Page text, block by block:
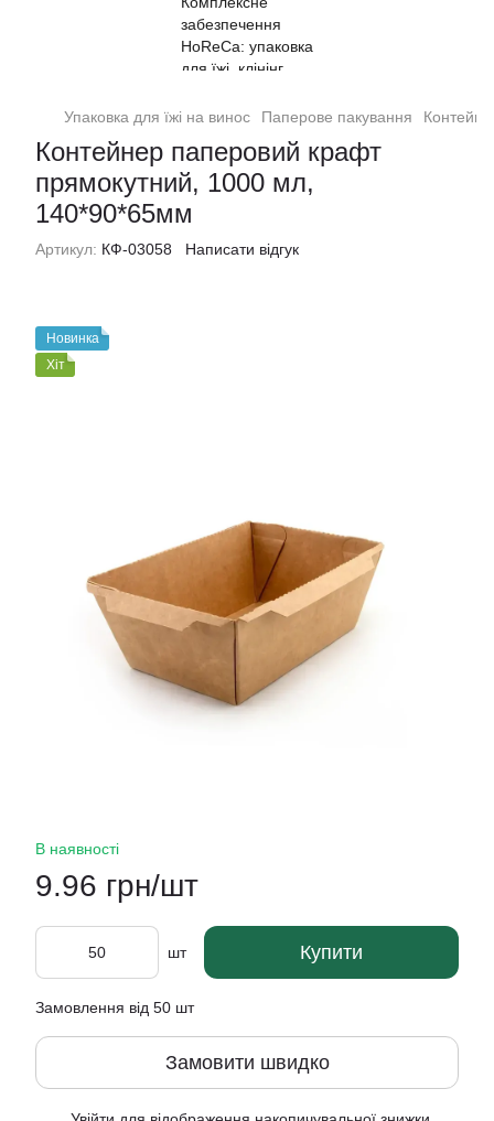
Упаковка для їжі на винос Паперове пакування
Контейнер паперовий крафт
прямокутний, 1000 мл,
140*90*65мм
Артикул: КФ-03058 Написати відгук
Новинка
Хіт
В наявності
9.96 грн/шт
шт Купити
Замовлення від 50 шт
Замовити швидко